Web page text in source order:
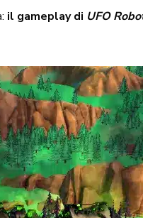
il gameplay di UFO